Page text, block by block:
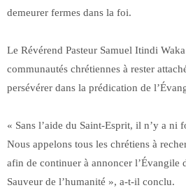
demeurer fermes dans la foi.
Le Révérend Pasteur Samuel Itindi
communautés chrétiennes à rester
persévérer dans la prédication de
« Sans l’aide du Saint-Esprit, il n’y a ni
Nous appelons tous les chrétiens à
afin de continuer à annoncer l’Évangile
Sauveur de l’humanité », a-t-il conclu.